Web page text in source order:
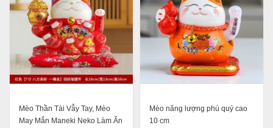
Mèo năng lượng phú quý cao
10 cm
Mèo Thần Tài Vẫy Tay, Mèo
May Mắn Maneki Neko đại cát